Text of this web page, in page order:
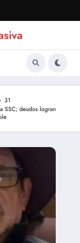
31
SSC; deudos logran